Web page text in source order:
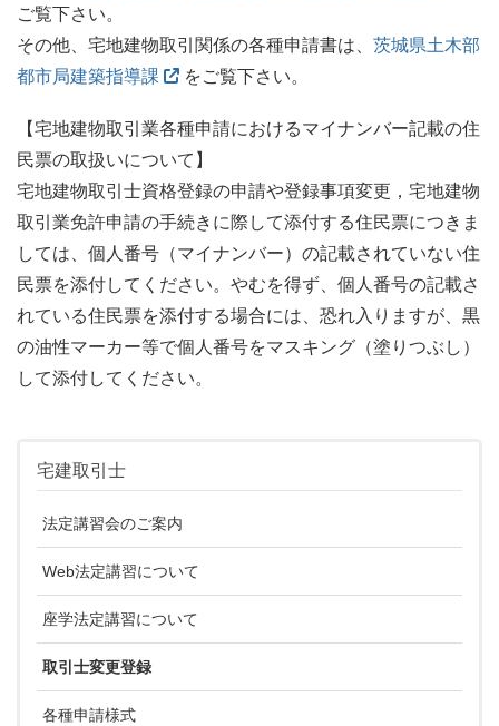
ご覧下さい。
その他、宅地建物取引関係の各種申請書は、 茨城県土木部
都市局建築指導課
をご覧下さい。
【宅地建物取引業各種申請におけるマイナンバー記載の住
民票の取扱いについて】
宅地建物取引士資格登録の申請や登録事項変更，宅地建物
取引業免許申請の手続きに際して添付する住民票につきま
しては、個人番号（マイナンバー）の記載されていない住
民票を添付してください。やむを得ず、個人番号の記載さ
れている住民票を添付する場合には、恐れ入りますが、黒
の油性マーカー等で個人番号をマスキング（塗りつぶし）
して添付してください。
宅建取引士
法定講習会のご案内
Web法定講習について
座学法定講習について
取引士変更登録
各種申請様式